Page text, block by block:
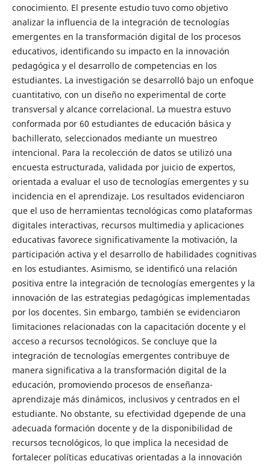
conocimiento. El presente estudio tuvo como objetivo
analizar la influencia de la integración de tecnologías
emergentes en la transformación digital de los procesos
educativos, identificando su impacto en la innovación
pedagógica y el desarrollo de competencias en los
estudiantes. La investigación se desarrolló bajo un enfoque
cuantitativo, con un diseño no experimental de corte
transversal y alcance correlacional. La muestra estuvo
conformada por 60 estudiantes de educación básica y
bachillerato, seleccionados mediante un muestreo
intencional. Para la recolección de datos se utilizó una
encuesta estructurada, validada por juicio de expertos,
orientada a evaluar el uso de tecnologías emergentes y su
incidencia en el aprendizaje. Los resultados evidenciaron
que el uso de herramientas tecnológicas como plataformas
digitales interactivas, recursos multimedia y aplicaciones
educativas favorece significativamente la motivación, la
participación activa y el desarrollo de habilidades cognitivas
en los estudiantes. Asimismo, se identificó una relación
positiva entre la integración de tecnologías emergentes y la
innovación de las estrategias pedagógicas implementadas
por los docentes. Sin embargo, también se evidenciaron
limitaciones relacionadas con la capacitación docente y el
acceso a recursos tecnológicos. Se concluye que la
integración de tecnologías emergentes contribuye de
manera significativa a la transformación digital de la
educación, promoviendo procesos de enseñanza-
aprendizaje más dinámicos, inclusivos y centrados en el
estudiante. No obstante, su efectividad dgepende de una
adecuada formación docente y de la disponibilidad de
recursos tecnológicos, lo que implica la necesidad de
fortalecer políticas educativas orientadas a la innovación